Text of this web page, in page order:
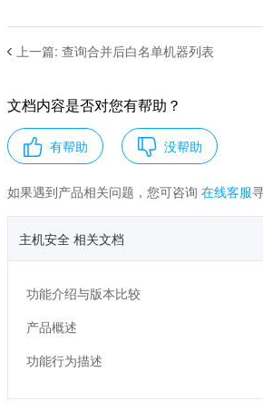
上一篇: 查询合并后白名单机器列表
文档内容是否对您有帮助？
有帮助 没帮助
如果遇到产品相关问题，您可咨询 在线客服
主机安全 相关文档
功能介绍与版本比较
产品概述
功能行为描述